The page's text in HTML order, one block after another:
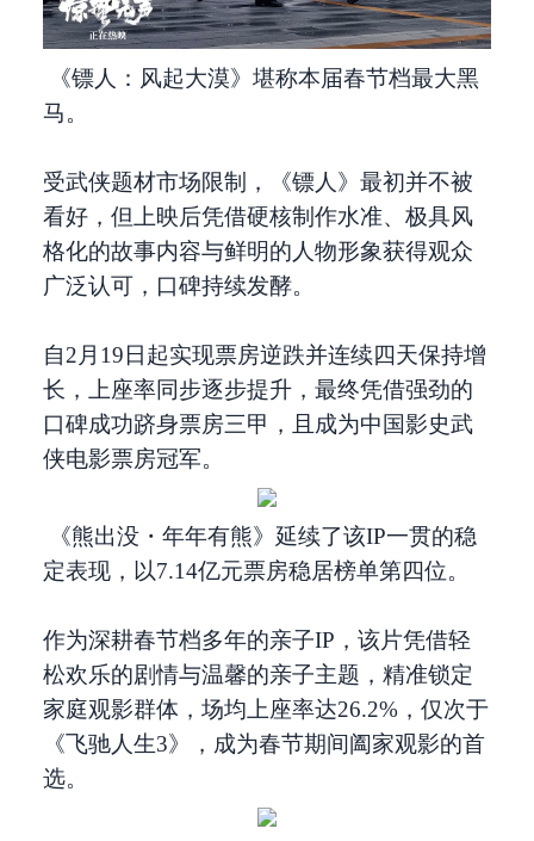
《镖人：风起大漠》堪称本届春节档最大黑
马。
受武侠题材市场限制，《镖人》最初并不被
看好，但上映后凭借硬核制作水准、极具风
格化的故事内容与鲜明的人物形象获得观众
广泛认可，口碑持续发酵。
自2月19日起实现票房逆跌并连续四天保持增
长，上座率同步逐步提升，最终凭借强劲的
口碑成功跻身票房三甲，且成为中国影史武
侠电影票房冠军。
《熊出没・年年有熊》延续了该IP一贯的稳
定表现，以7.14亿元票房稳居榜单第四位。
作为深耕春节档多年的亲子IP，该片凭借轻
松欢乐的剧情与温馨的亲子主题，精准锁定
家庭观影群体，场均上座率达26.2%，仅次于
《飞驰人生3》，成为春节期间阖家观影的首
选。